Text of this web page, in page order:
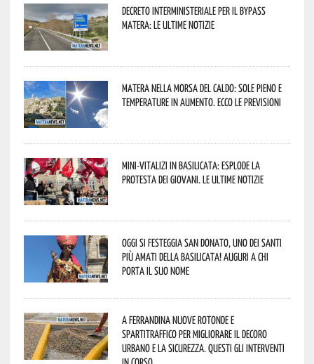
Decreto interministeriale per il Bypass
Matera: le ultime notizie
Matera nella morsa del caldo: sole pieno e
temperature in aumento. Ecco le previsioni
Mini-vitalizi in Basilicata: esplode la
protesta dei giovani. Le ultime notizie
Oggi si festeggia San Donato, uno dei Santi
più amati della Basilicata! Auguri a chi
porta il suo nome
A Ferrandina nuove rotonde e
spartitraffico per migliorare il decoro
urbano e la sicurezza. Questi gli interventi